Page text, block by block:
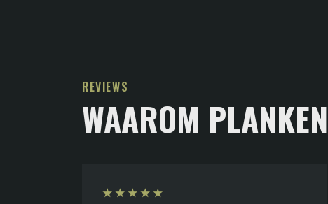
REVIEWS
WAAROM
★ ★ ★ ★ ★